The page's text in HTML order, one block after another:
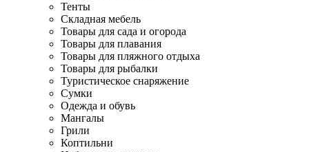
Тенты
Складная мебель
Товары для сада и огорода
Товары для плавания
Товары для пляжного отдыха
Товары для рыбалки
Туристическое снаряжение
Сумки
Одежда и обувь
Мангалы
Грили
Коптильни